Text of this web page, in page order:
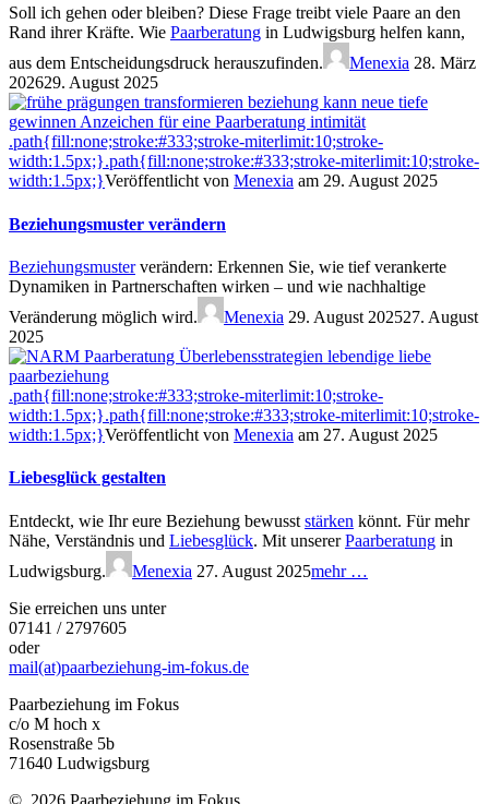
Soll ich gehen oder bleiben? Diese Frage treibt viele Paare an den
Rand ihrer Kräfte. Wie Paarberatung in Ludwigsburg helfen kann,
aus dem Entscheidungsdruck herauszufinden.
Menexia 28. März
202629. August 2025
.path{fill:none;stroke:#333;stroke-miterlimit:10;stroke-
width:1.5px;}.path{fill:none;stroke:#333;stroke-miterlimit:10;stroke-
width:1.5px;}Veröffentlicht von Menexia am 29. August 2025
Beziehungsmuster verändern
Beziehungsmusterverändern: Erkennen Sie, wie tief verankerte
Dynamiken in Partnerschaften wirken – und wie nachhaltige
Veränderung möglich wird.
Menexia 29. August 202527. August
2025
.path{fill:none;stroke:#333;stroke-miterlimit:10;stroke-
width:1.5px;}.path{fill:none;stroke:#333;stroke-miterlimit:10;stroke-
width:1.5px;}Veröffentlicht von Menexia am 27. August 2025
Liebesglück gestalten
Entdeckt, wie Ihr eure Beziehung bewusst stärken könnt. Für mehr
Nähe, Verständnis und Liebesglück. Mit unsererPaarberatung in
Ludwigsburg.
Menexia 27. August 2025mehr …
Sie erreichen uns unter
07141 / 2797605
oder
mail(at)paarbeziehung-im-fokus.de
Paarbeziehung im Fokus
c/o M hoch x
Rosenstraße 5b
71640 Ludwigsburg
© 2026 Paarbeziehung im Fokus